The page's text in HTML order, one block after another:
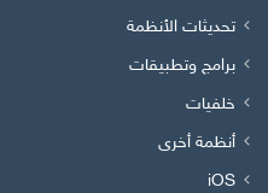
تحديثات الأنظمة
برامج وتطبيقات
خلفيات
أنظمة أخرى
iOS